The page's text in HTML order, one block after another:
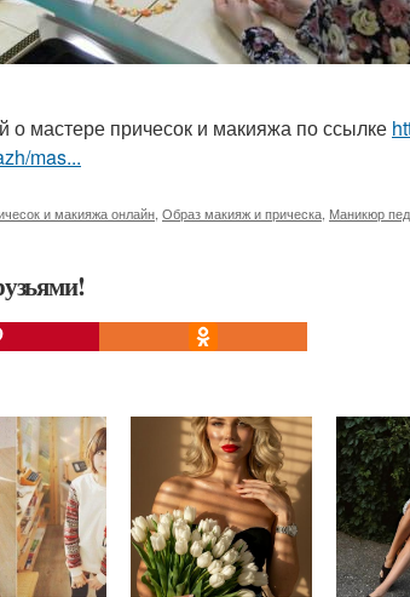
мастере причесок и макияжа по ссылке
mas...
и макияжа онлайн Образ макияж и прическа Маникюр